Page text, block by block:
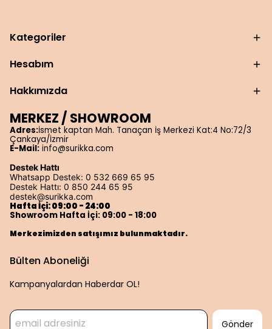
Kategoriler
Hesabım
Hakkımızda
MERKEZ / SHOWROOM
Adres:İsmet kaptan Mah. Tanaçan İş Merkezi Kat:4 No:72/3
Çankaya/İzmir
E-Mail: info@surikka.com
Destek Hattı
Whatsapp Destek: 0 532 669 65 95
Destek Hattı: 0 850 244 65 95
destek@surikka.com
Hafta İçi: 09:00 - 24:00
Showroom Hafta İçi: 09:00 - 18:00
Merkezimizden satışımız bulunmaktadır.
Bülten Aboneliği
Kampanyalardan Haberdar OL!
Gönder